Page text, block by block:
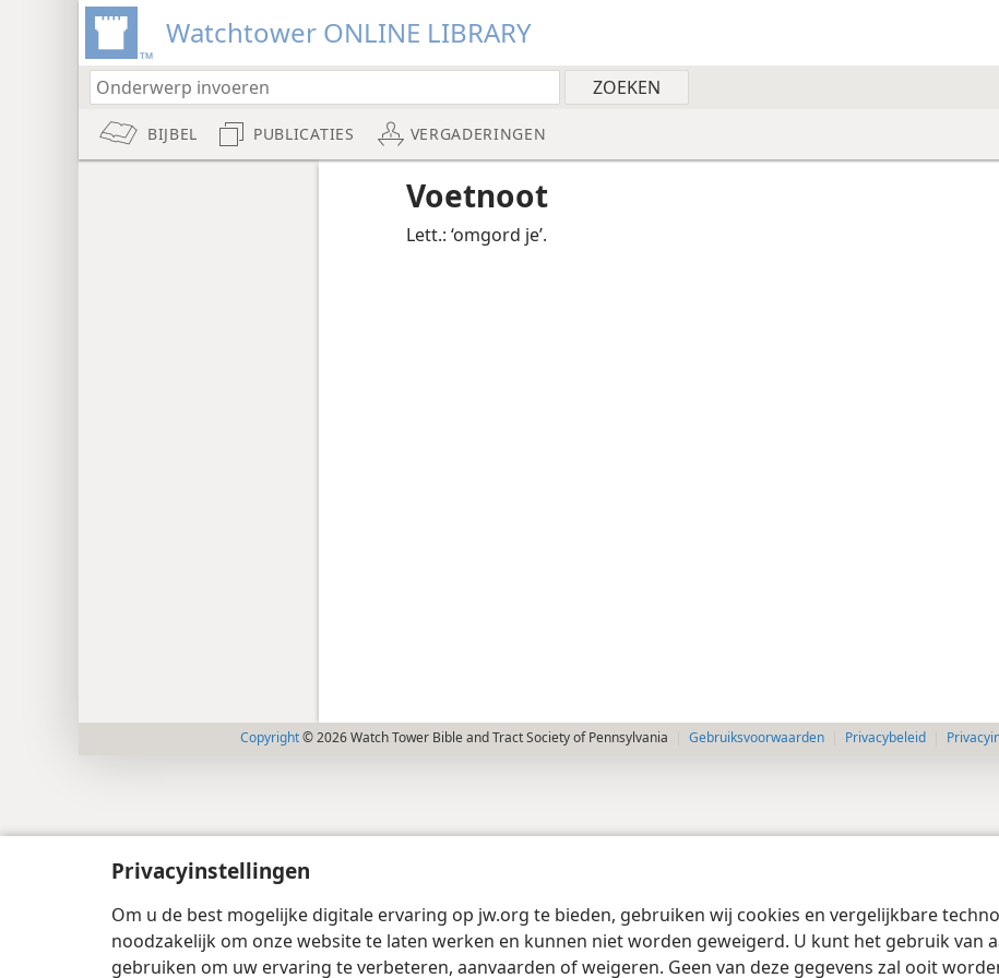
Privacyinstellingen
Om u de best mogelijke digitale ervaring op jw.org te bieden, gebruiken wij cookies en vergelijkbare
noodzakelijk om onze website te laten werken en kunnen niet worden geweigerd. U kunt het gebruik van
gebruiken om uw ervaring te verbeteren, aanvaarden of weigeren. Geen van deze gegevens zal ooit
Watchtower ONLINE LIBRARY
BIJBEL PUBLICATIES VERGADERINGEN
Voetnoot
Lett.: ‘omgord je’.
Copyright© 2026 Watch Tower Bible and Tract Society of Pennsylvania Gebruiksvoorwaarden Privacybeleid